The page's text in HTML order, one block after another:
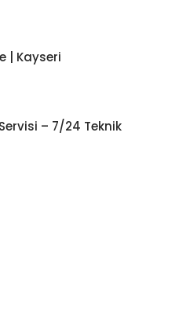
| Kayseri
– 7/24 Teknik